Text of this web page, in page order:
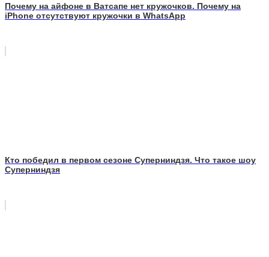
Почему на айфоне в Ватсапе нет кружочков. Почему на
iPhone отсутствуют кружочки в WhatsApp
Кто победил в первом сезоне Суперниндзя. Что такое шоу
Суперниндзя